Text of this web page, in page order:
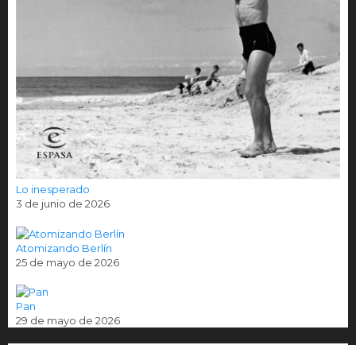
Lo inesperado
3 de junio de 2026
Atomizando Berlín
25 de mayo de 2026
Pan
29 de mayo de 2026